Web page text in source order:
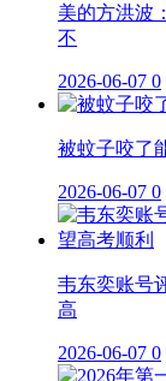
美的方洪波
不
2026-06-07 0
被蚊子咬了
2026-06-07 0
韦东奕账号
高
2026-06-07 0